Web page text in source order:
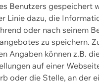
Benutzers gespeichert
Linie dazu, die
oder nach seinem
zu speichern.
Angaben können z.B.
auf einer
oder die Stelle, an der